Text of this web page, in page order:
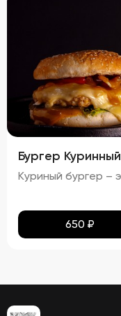
Бургер Куринный
650 ₽